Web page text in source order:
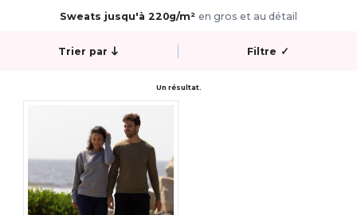
Sweats jusqu'à 220g/m² en gros et au détail
Trier par Filtre ✓
Un résultat.